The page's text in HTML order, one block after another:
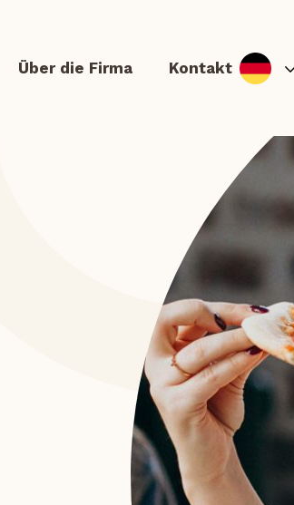
Überbackenes und Lángos
Über die Firma Kontakt